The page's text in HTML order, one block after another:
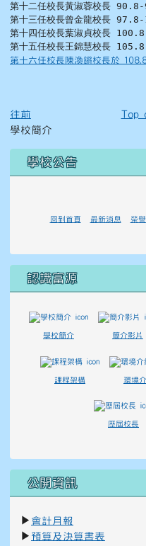
第十二任校長黃淑蓉校長
第十三任校長曾金龍校長
第十四任校長葉淑貞校長
往前
學校簡介
Top
左邊區域內容
學校公告
回到首頁 最新消息 榮
認識富源
學校簡介 簡介影片
課程架構 環境
歷屆校長
公開資訊
▶ 會計月報
▶ 預算及決算書表